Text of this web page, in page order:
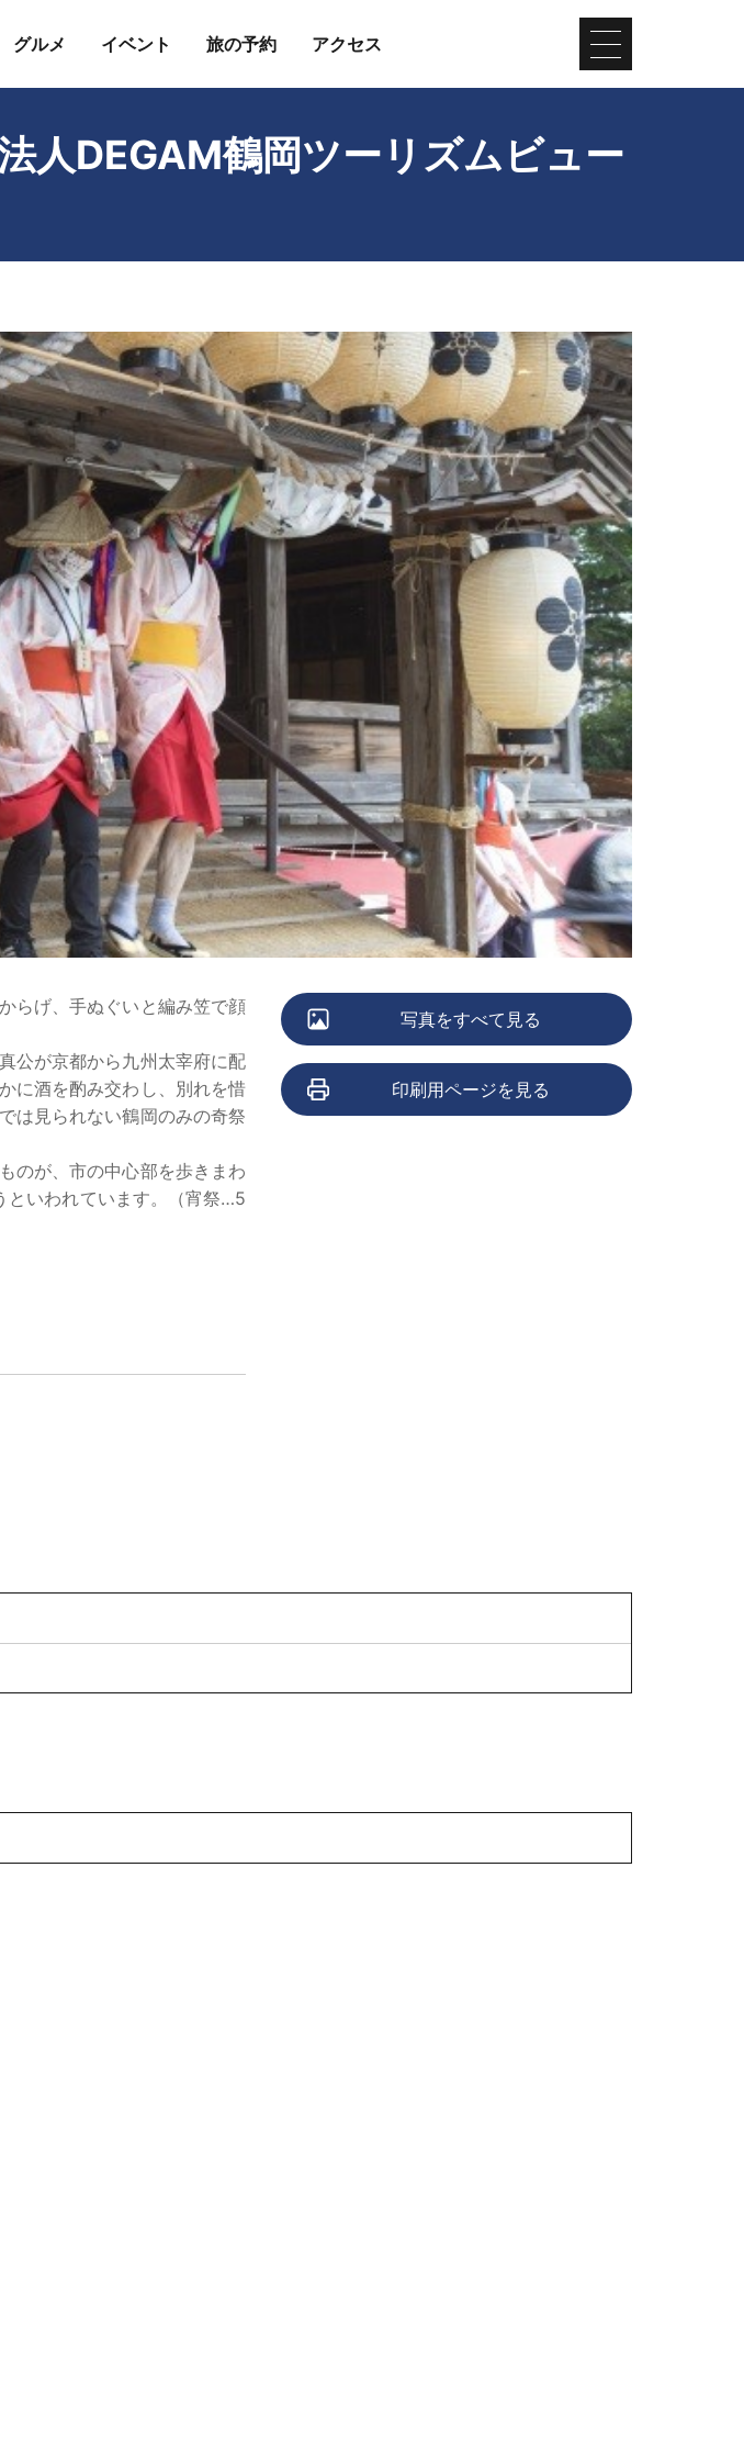
グルメ イベント 旅の予約 アクセス
人DEGAM鶴岡ツーリズムビュー
らげ、手ぬぐいと編み笠で顔
公が京都から九州太宰府に配
に酒を酌み交わし、別れを惜
は見られない鶴岡のみの奇祭
のが、市の中心部を歩きまわ
といわれています。（宵祭…5
写真をすべて見る
印刷用ページを見る